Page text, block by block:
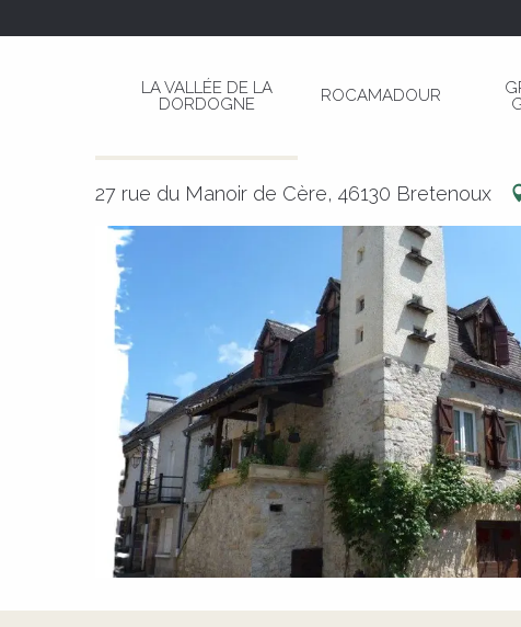
LA VALLÉE DE LA
DORDOGNE
ROCAMADOUR
Chambres D'Hôtes De La
27 rue du Manoir de Cère, 46130 Bretenoux